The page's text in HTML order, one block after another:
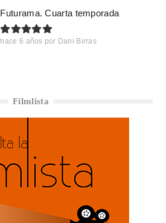
Futurama. Cuarta temporada
hace 6 años por Dani Birras
Filmlista